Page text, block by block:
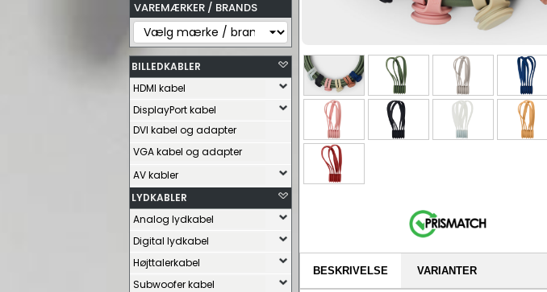
VAREMÆRKER / BRANDS
BILLEDKABLER
HDMI kabel
DisplayPort kabel
DVI kabel og adapter
VGA kabel og adapter
AV kabler
LYDKABLER
Analog lydkabel
Digital lydkabel
Højttalerkabel
Subwoofer kabel
BESKRIVELSE VARIANTER